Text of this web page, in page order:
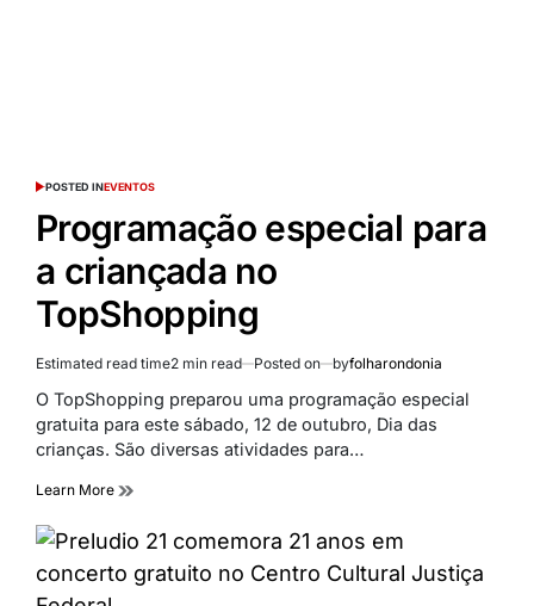
POSTED INEVENTOS
Programação especial para
a criançada no
TopShopping
Estimated read time2 min read Posted on byfolharondonia
O TopShopping preparou uma programação especial
gratuita para este sábado, 12 de outubro, Dia das
crianças. São diversas atividades para…
Learn More